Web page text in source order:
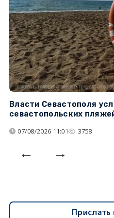
Власти Севастополя
севастопольских
07/08/2026 11:01 3758
Прислать